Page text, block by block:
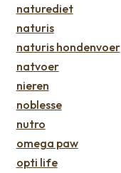
naturediet
naturis
naturis hondenvoer
natvoer
nieren
noblesse
nutro
omega paw
opti life